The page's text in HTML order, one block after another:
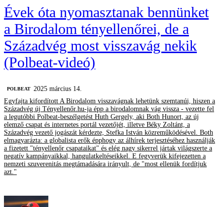
Évek óta nyomasztanak bennünket
a Birodalom tényellenőrei, de a
Századvég most visszavág nekik
(Polbeat-videó)
‎POLBEAT
2025 március 14.
Egyfajta kifordított A Birodalom visszavágnak lehetünk szemtanúi, hiszen a
Századvég új Tényellenőr.hu-ja épp a birodalomnak vág vissza - vezette fel
a legutóbbi Polbeat-beszélgetést Huth Gergely, aki Both Hunort, az új
elemző csapat és internetes portál vezetőjét, illetve Béky Zoltánt, a
Századvég vezető jogászát kérdezte, Stefka István közreműködésével. Both
elmagyarázta: a globalista erők épphogy az álhírek terjesztéséhez használják
a fizetett "tényellenőr csapataikat" és elég nagy sikerrel jártak világszerte a
negatív kampányaikkal, hangulatkeltéseikkel. E fegyverük kifejezetten a
nemzeti szuverenitás megtámadására irányult, de "most ellenük fordítjuk
azt."